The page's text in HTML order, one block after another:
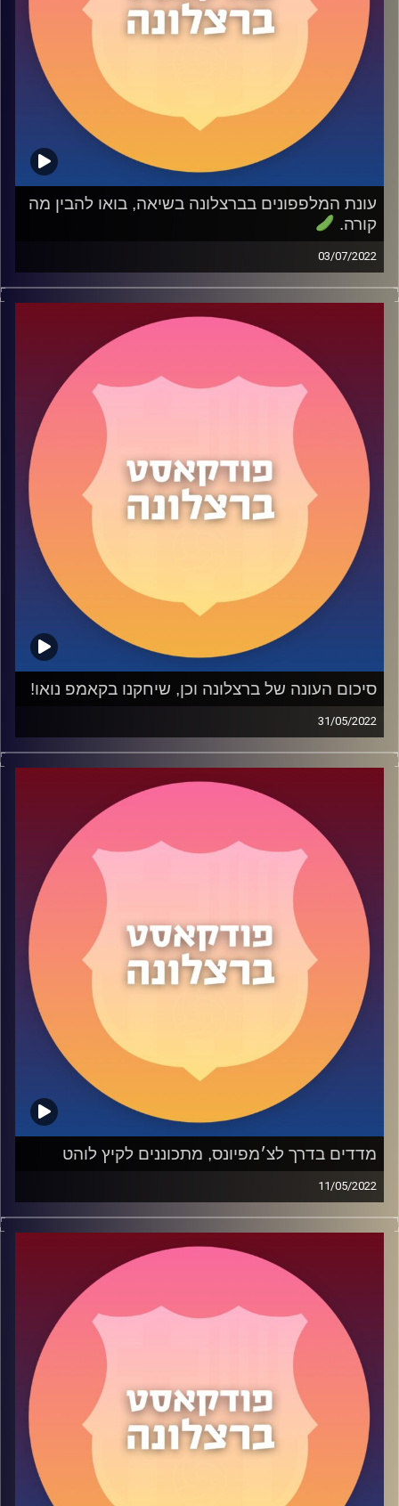
עונת המלפפונים בברצלונה בשיאה, בואו להבין מה
קורה.
03/07/2022
בפרק 47 דיברנו על כל המלפפונים שאתם רוצים להתעדכן
לגביהם. מפרנקי דה יונג, דרך לבנדובסקי, קונדה ראפיניה ועד
הגדול מכולם אומטיטי. איך הכסף שנכנס כעת לקופת המועדון
יעזור לו לבנות קבוצה תחרותית לעונה הבאה ועל מה בארסה
ויתרה בעצם.
משתתפים: יעוז, שי, תום ואופיר
קרדיט תמונות:
שי פל
סיכום העונה של ברצלונה וכן, שיחקנו בקאמפ נואו!
31/05/2022
בפרק 46 של הפודקאסט דיברנו במשך שעתיים (!!) ונפרדנו
ממודי בר און ז"ל עם נדב יעקבי.
דיברנו על החוויה שלנו לשחק על הדשא הקדוש של הקאמפ
נואו וסיכמנו את העונה בראי הסגל עם סקירה מעמיקה שלו
ומבט קדימה כיצד הוא מתגבש לקראת העונה הבאה, כולל
החיזוקים הצפויים – בהינתן המצב הכלכלי המורכב.
תהנו
קרדיט תמונות:
מדדים בדרך לצ׳מפיונס, מתכוננים לקיץ לוהט
11/05/2022
בפרק 45 דיברנו על הצליעה של בארסה בדרך למקום בליגת
האלופות עם הביקורת המוצדקת של צ'אבי. בחלק השני ענינו
על השאלות שלכם, המאזינים הנאמנים שלנו ודיברנו על פרנקי
דה יונג, הלאנד, לבנדובסקי, אלונסו, קסייה ועוד.
קרדיט תמונות: